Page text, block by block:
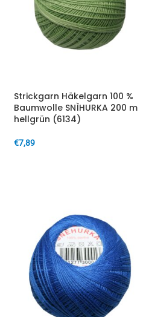
Strickgarn Häkelgarn 100 %
Baumwolle SNÌHURKA 200 m
hellgrün (6134)
€7,89